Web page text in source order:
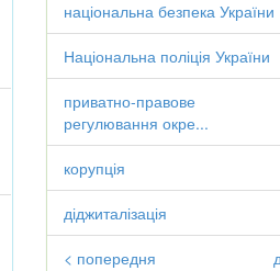
національна безпека України
Національна поліція України
приватно-правове
регулювання окре...
корупція
діджиталізація
< попередня